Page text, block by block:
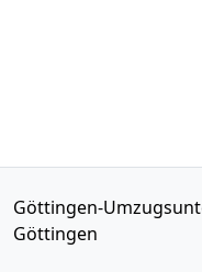
Göttingen-
Göttingen